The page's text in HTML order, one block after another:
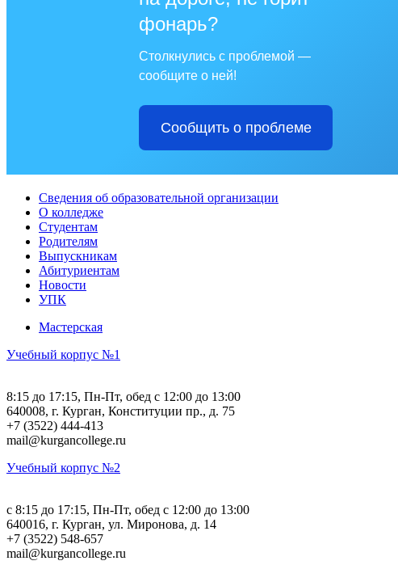
фонарь?
Столкнулись с проблемой —
сообщите о ней!
Сообщить о проблеме
Сведения об образовательной организации
О колледже
Студентам
Родителям
Выпускникам
Абитуриентам
Новости
УПК
Мастерская
Учебный корпус №1
8:15 до 17:15, Пн-Пт, обед с 12:00 до 13:00
640008, г. Курган, Конституции пр., д. 75
+7 (3522) 444-413
mail@kurgancollege.ru
Учебный корпус №2
c 8:15 до 17:15, Пн-Пт, обед с 12:00 до 13:00
640016, г. Курган, ул. Миронова, д. 14
+7 (3522) 548-657
mail@kurgancollege.ru